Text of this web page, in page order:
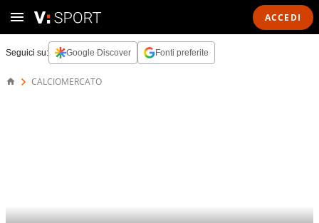
ACCEDI
Seguici su: Google Discover Fonti preferite
CALCIOMERCATO